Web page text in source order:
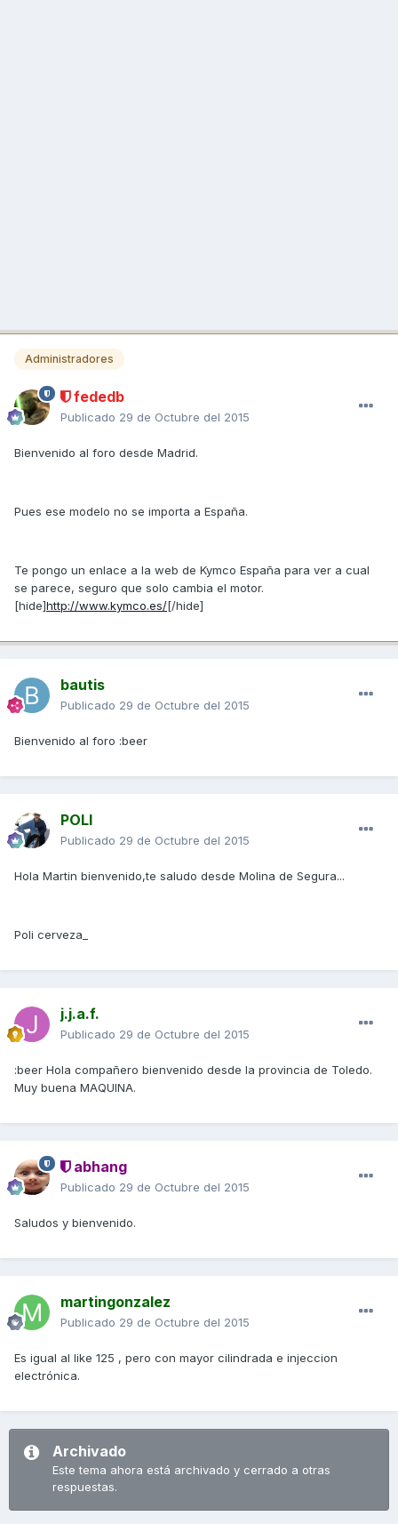
Administradores
fededb
Publicado 29 de Octubre del 2015
Bienvenido al foro desde Madrid.
Pues ese modelo no se importa a España.
Te pongo un enlace a la web de Kymco España para ver a cual
se parece, seguro que solo cambia el motor.
[hide]http://www.kymco.es/[/hide]
bautis
Publicado 29 de Octubre del 2015
Bienvenido al foro :beer
POLI
Publicado 29 de Octubre del 2015
Hola Martin bienvenido,te saludo desde Molina de Segura...
Poli cerveza_
j.j.a.f.
Publicado 29 de Octubre del 2015
:beer Hola compañero bienvenido desde la provincia de Toledo.
Muy buena MAQUINA.
abhang
Publicado 29 de Octubre del 2015
Saludos y bienvenido.
martingonzalez
Publicado 29 de Octubre del 2015
Es igual al like 125 , pero con mayor cilindrada e injeccion
electrónica.
Archivado
Este tema ahora está archivado y cerrado a otras
respuestas.